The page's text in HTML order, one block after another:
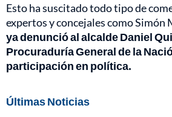
Esto ha suscitado todo tipo de
expertos y concejales como Simón
ya denunció al alcalde Daniel
Procuraduría General de la
participación en política.
Últimas Noticias